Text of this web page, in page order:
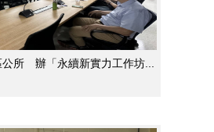
所 辦「永續新實力工作坊...